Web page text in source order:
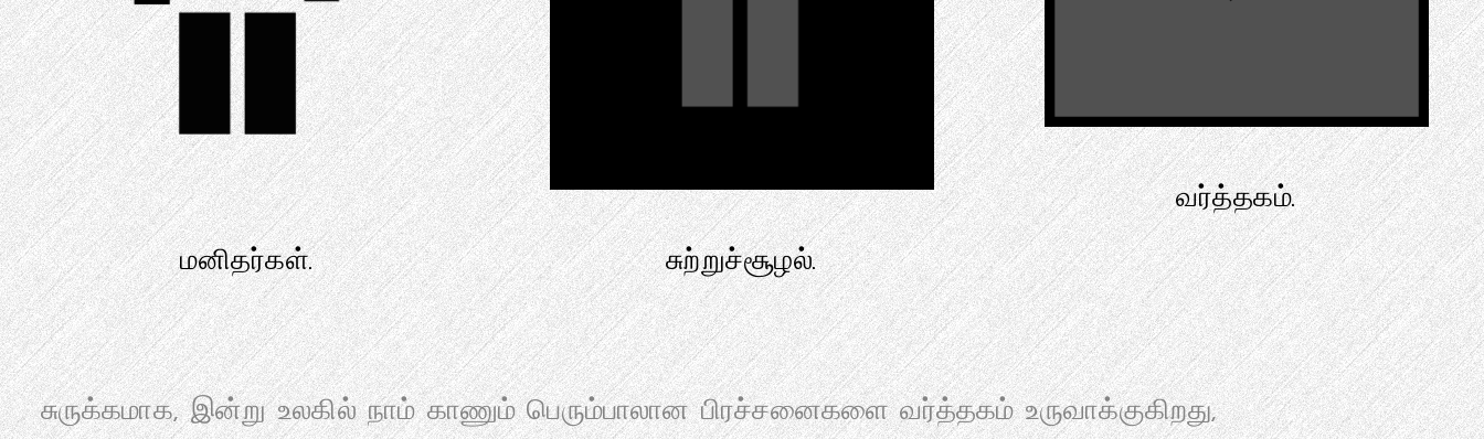
மனிதர்கள். சுற்றுச்சூழல்.
வர்த்தகம்.
சுருக்கமாக, இன்று உலகில் நாம் காணும் பெரும்பாலான பிரச்சனைகளை வர்த்தகம் உருவாக்குகிறது,